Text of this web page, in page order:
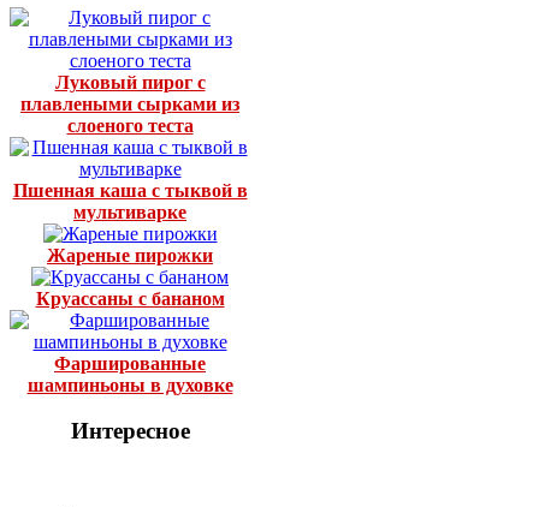
Луковый пирог с
плавлеными сырками из
слоеного теста
Пшенная каша с тыквой в
мультиварке
Жареные пирожки
Круассаны с бананом
Фаршированные
шампиньоны в духовке
Интересное